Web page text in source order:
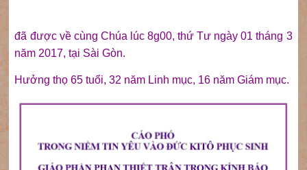
đã được về cùng Chúa lúc 8g00, thứ Tư ngày 01 tháng 3
năm 2017, tại Sài Gòn.
Hưởng thọ 65 tuổi, 32 năm Linh mục, 16 năm Giám mục.